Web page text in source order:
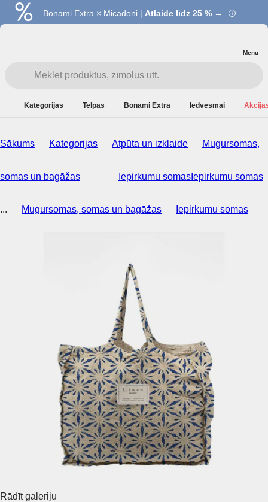
Bonami Extra × Micadoni | Atlaide līdz 25 % →
Menu
Kategorijas Telpas Bonami Extra Iedvesmai
Sākums Kategorijas Atpūta un izklaide Mugursomas,
somas un bagāžas Iepirkumu somas Iepirkumu somas
... Mugursomas, somas un bagāžas Iepirkumu somas
Rādīt galeriju